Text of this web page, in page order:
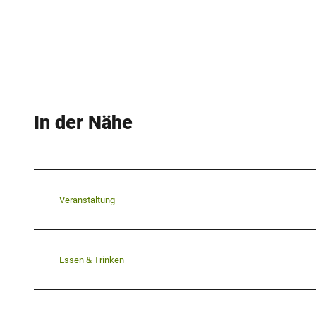
In der Nähe
Veranstaltung
Essen & Trinken